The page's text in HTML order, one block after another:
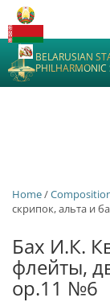
BELARUSIAN
PHILHARMONIC
Home/
скрипок, альта и
Бах И.К.
флейты,
ор.11 №6